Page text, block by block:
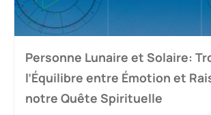
Personne Lunaire et Solaire:
l’Équilibre entre Émotion et
notre Quête Spirituelle